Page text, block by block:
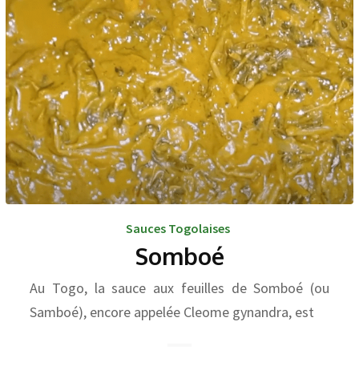
Sauces Togolaises
Somboé
Au Togo, la sauce aux feuilles de Somboé (ou
Samboé), encore appelée Cleome gynandra, est